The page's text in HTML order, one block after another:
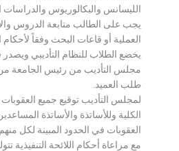
الليسانس والبكالوريوس والدراسات
يجب على الطالب متابعة الدروس
العملية أو قاعات البحث وفقاً لأحكام
يخضع الطلاب للنظام التأديبي ويصدر
مجلس التأديب من رئيس الجامعة من
طلب العميد.
لمجلس التأديب توقيع جميع
الكلية وللأساتذة والأساتذة
العقوبات في الحدود المبينة لكل منهم
مع مراعاة أحكام اللائحة التنفيذية